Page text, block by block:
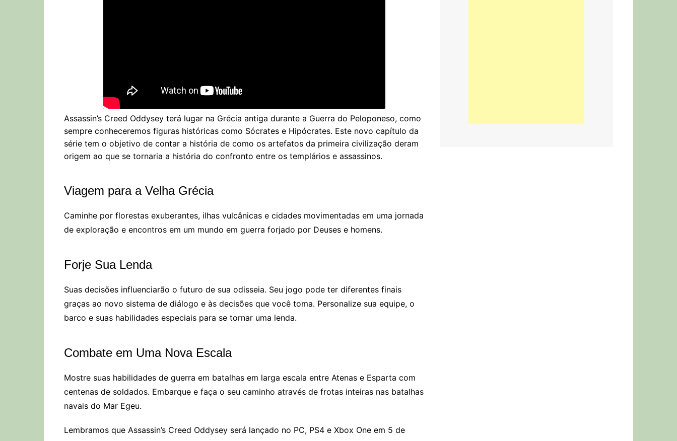
Assassin’s Creed Oddysey terá lugar na Grécia antiga durante a Guerra do Peloponeso, como
sempre conheceremos figuras históricas como Sócrates e Hipócrates. Este novo capítulo da
série tem o objetivo de contar a história de como os artefatos da primeira civilização deram
origem ao que se tornaria a história do confronto entre os templários e assassinos.
Viagem para a Velha Grécia
Caminhe por florestas exuberantes, ilhas vulcânicas e cidades movimentadas em uma jornada
de exploração e encontros em um mundo em guerra forjado por Deuses e homens.
Forje Sua Lenda
Suas decisões influenciarão o futuro de sua odisseia. Seu jogo pode ter diferentes finais
graças ao novo sistema de diálogo e às decisões que você toma. Personalize sua equipe, o
barco e suas habilidades especiais para se tornar uma lenda.
Combate em Uma Nova Escala
Mostre suas habilidades de guerra em batalhas em larga escala entre Atenas e Esparta com
centenas de soldados. Embarque e faça o seu caminho através de frotas inteiras nas batalhas
navais do Mar Egeu.
Lembramos que Assassin’s Creed Oddysey será lançado no PC, PS4 e Xbox One em 5 de